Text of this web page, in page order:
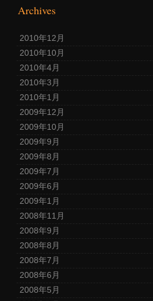
Archives
2010年12月
2010年10月
2010年4月
2010年3月
2010年1月
2009年12月
2009年10月
2009年9月
2009年8月
2009年7月
2009年6月
2009年1月
2008年11月
2008年9月
2008年8月
2008年7月
2008年6月
2008年5月